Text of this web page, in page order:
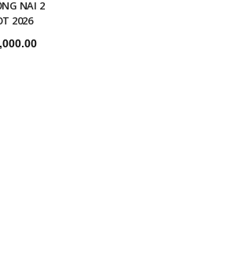
NAI 2
2026
Giá